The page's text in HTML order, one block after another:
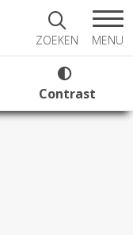
ZOEKEN MENU
Contrast